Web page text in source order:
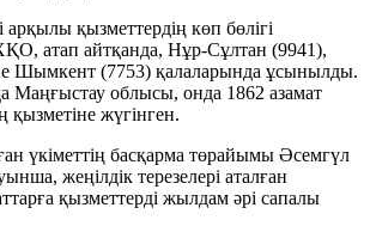
арқылы қызметтердің көп бөлігі
атап айтқанда, Нұр-Сұлтан (9941),
Шымкент (7753) қалаларында ұсынылды.
Маңғыстау облысы, онда 1862 азамат
қызметіне жүгінген.
үкіметтің басқарма төрайымы Әсемгүл
жеңілдік терезелері аталған
қызметтерді жылдам әрі сапалы